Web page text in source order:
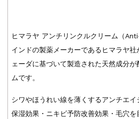
ヒマラヤ アンチリンクルクリーム（
インドの製薬メーカーであるヒマラヤ
ェーダに基づいて製造された天然成分
ムです。
シワやほうれい線を薄くするアンチエイ
保湿効果・ニキビ予防改善効果・毛穴を